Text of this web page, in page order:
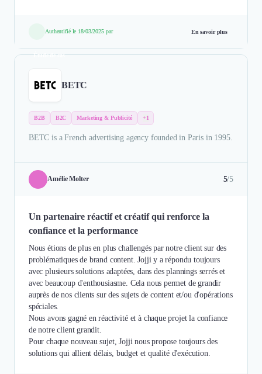
Authentifié le 18/03/2025 par En savoir plus
Étude de cas
BETC
B2B B2C Marketing & Publicité +1
BETC is a French advertising agency founded in Paris in 1995.
Amélie Molter 5/5
Un partenaire réactif et créatif qui renforce la
confiance et la performance
Nous étions de plus en plus challengés par notre client sur des
problématiques de brand content. Jojji y a répondu toujours
avec plusieurs solutions adaptées, dans des plannings serrés et
avec beaucoup d'enthousiasme. Cela nous permet de grandir
auprès de nos clients sur des sujets de content et/ou d'opérations
spéciales.
Nous avons gagné en réactivité et à chaque projet la confiance
de notre client grandit.
Pour chaque nouveau sujet, Jojji nous propose toujours des
solutions qui allient délais, budget et qualité d'exécution.